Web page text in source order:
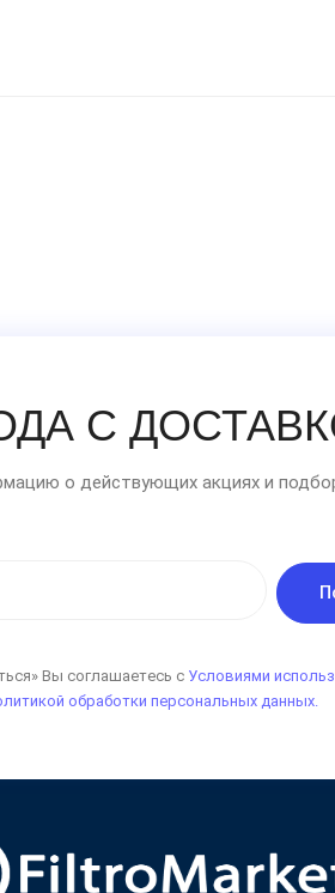
С
о действующих акциях и
Вы соглашаетесь с Условиями
обработки персональных данных.